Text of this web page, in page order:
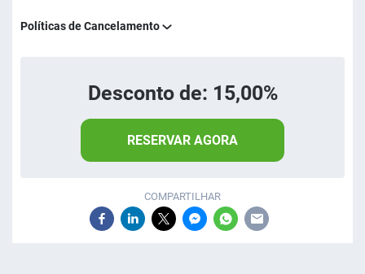
Políticas de Cancelamento
Desconto de: 15,00%
RESERVAR AGORA
COMPARTILHAR